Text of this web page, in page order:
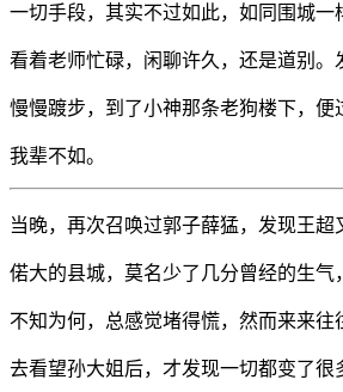
一切手段，其实不过如此，如同围城一
看着老师忙碌，闲聊许久，还是道别。
慢慢踱步，到了小神那条老狗楼下，
我辈不如。
当晚，再次召唤过郭子薛猛，发现王
偌大的县城，莫名少了几分曾经的生气
不知为何，总感觉堵得慌，然而来来往
去看望孙大姐后，才发现一切都变了很